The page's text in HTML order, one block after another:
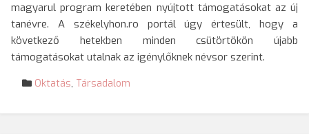
magyarul program keretében nyújtott támogatásokat az új
tanévre. A székelyhon.ro portál úgy értesült, hogy a
következő hetekben minden csütörtökön újabb
támogatásokat utalnak az igénylőknek névsor szerint.
Oktatás, Társadalom